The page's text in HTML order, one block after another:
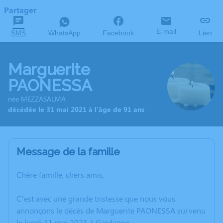
Partager
SMS WhatsApp Facebook E-mail Lien
Marguerite
PAONESSA
née MEZZASALMA
décédée le 31 mai 2021 à l'âge de 91 ans
Message de la famille
Chère famille, chers amis,
C’est avec une grande tristesse que nous vous
annonçons le décès de Marguerite PAONESSA survenu